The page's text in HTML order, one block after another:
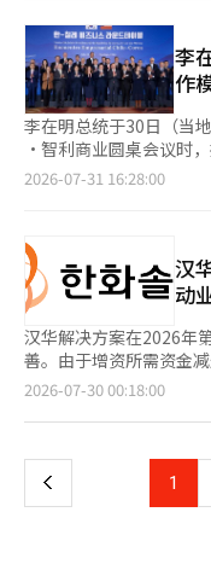
题也可以通过AI和数字
越产业的国家系统整体变革。 韩国曾凭借半导体站
中心，现在是将这一经
资和监管创新开辟道路
和研究机构应建立良性
国必须明确选择的道路
来产业。引领物理AI时
土交通部铁路局局长金泰炳共同主持。 此
署的越南-韩国铁路合作
长表示，双方一直在推
利用韩国对外经济合作
设施等项目。他强调：“
有实质性意义。” 韩国方面将首次技术会议视为两国铁路合作的
新起点。金局长表示：
资源培训等方面的全面
项目推进计划、技术交
养方案。韩国铁路相关
让、运营和维护经验，并
铁路到城市开发...北宁省合作具体化 此外，地
在进行。根据上月31日
会委员兼北宁省委书记
代表团，讨论投资、城市基
企业在北宁省持续投资
产业结构转型做出了贡
投资和生产经营扩展创造有利条件。”
215万亿韩元），并应以
韩国能参与越南未来战略发展目
生能源、造船等领域的优先合作讨论 越南
作表示积极评价。阮富
合作，并建议双方加强经验交
括基础设施建设、可再
表示，这些领域是越南在新时
阮富仲和越南高层领导
有现代工业基础的发展
国家的目标表示信心。 金部长当天还向阮富仲转交了李在明总统
的亲笔信。信中表达了希
笔信中提到，韩国愿意
韩国将成为越南国家发
此次会见是在韩国与越
领域合作的背景下进行
比达到41.2%，首次突
24.6%。风电和太阳能
中国计划到2030年将风
产量的30%。不过，业
现。截至今年6月底，中
亿千瓦，同比增长16.8%。 此外，国家能源局指出，随着新
网络建设的全面推进，
电和电池更换基础设施
增长0.9%，天然气产量
发电设备总容量超过40
规模。※ 本报道经人工
李
作
李在明总统于30日（当
·智利商业圆桌会议时
科的合资项目作为核心
核心矿物的供应和增值
多个领域创造惊人的合
各有11位主要企业代表
贤、POSCO会长张仁华
范、LG电子总裁柳在哲
妍、现代汽车副会长张
则有智利工业协会会长
苏萨娜·希门尼斯，以及
的主要企业高管出席。
一步强调，在全球经济
业合作比以往任何时候
2026-07-31 16:28:00
汉
动
汉华解决方案在2026年
善。由于增资所需资金
和下半年模块出货量的增加
万亿韩元，营业利润为
部门均实现盈利，推动了业绩改善。 可再
2.4823万亿韩元，营业
2026-07-30 00:18:00
上
页
1